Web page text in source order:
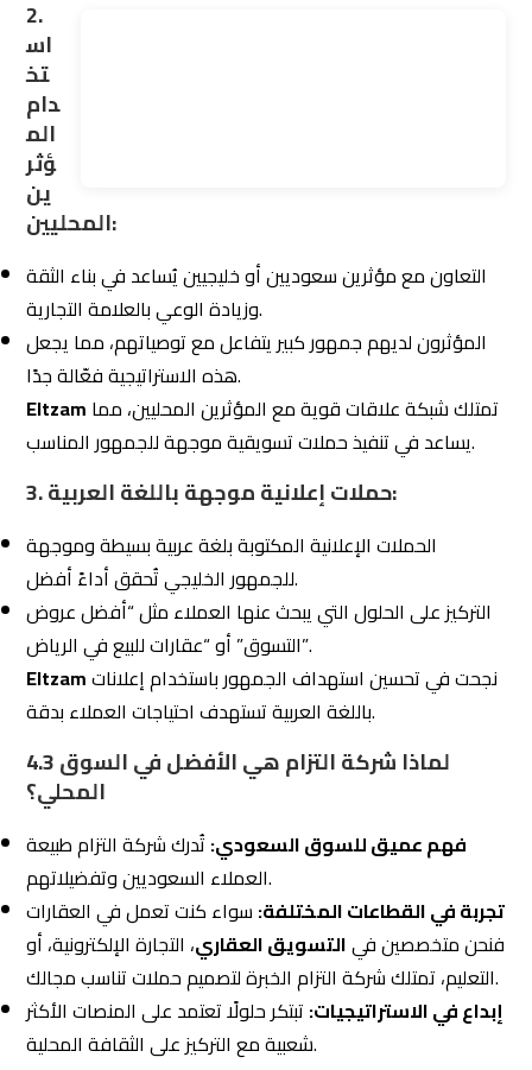
سواء كنت تعمل في العقارات
، التجارة الإلكترونية، أو
تبتكر حلولًا تعتمد على المنصات الأكثر
5.الخطوة الرابعة: مقارنة العروض والخدمات
التي يقدمها مكتب تسويق الكتروني
عند اختيارمكتب تسويق الكترونيلشركتك، من الضروري أن
تُجري مقارنة دقيقة بين العروض والخدمات التي يقدمها كل
مكتب. الهدف ليس فقط اختيار مكتب يُقدم خدمات تسويقية، بل
اختيار الشريك الذي يوفر لك القيمة الأفضل مقابل التكلفة
ويُساعدك على تحقيق أهدافك بشكل فعّال. في هذا السياق،
شركة التزام للتسويق الإلكتروني
الخيار المثالي بفضل
خدماتها الشاملة وأسعارها التنافسية.
5.1كيفية مقارنة عروض مكتب تسويق الكتروني
1. تحليل الخدمات المقدمة:
قم بمراجعة جميع الخدمات التي يقدمها المكتب. يجب أن
تحسين محركات البحث (SEO):لضمان ظهور موقعك في
إدارة الحملات الإعلانية المدفوعة:مثل Google Ads
إدارة وسائل التواصل الاجتماعي: لإنشاء محتوى جذاب
وإدارة التفاعل مع الجمهور.
تصميم المواقع الإلكترونية:لإنشاء موقع احترافي
يعكس هوية شركتك.
شركة التزام للتسويق الإلكترونيتُقدم جميع هذه الخدمات